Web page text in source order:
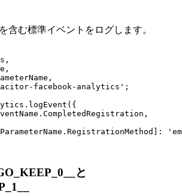
含む標準イベントをログします。
facebook-analytics';
と